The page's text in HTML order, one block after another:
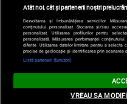
Atât noi, cât și partenerii noștri
Dezvoltarea și îmbunătățirea serviciilor.
conținutului personalizat. Stocarea și/sau
personalizat. Utilizarea profilurilor pentru
personalizată. Măsurarea performanței
diferite. Utilizarea datelor limitate pentru a selecta
precise de geolocație și identificarea prin scanarea
Listă parteneri (furnizori)
VREAU SA